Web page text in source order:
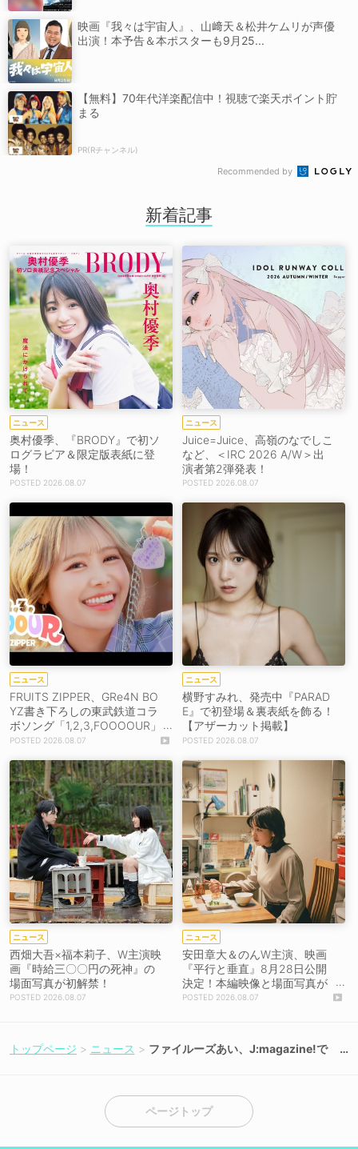
映画『我々は宇宙人』、山﨑天＆松井ケムリが声優
出演！本予告＆本ポスターも9月25...
【無料】70年代洋楽配信中！視聴で楽天ポイント貯
まる
PR(Rチャンネル)
Recommended by
新着記事
ニュース
奥村優季、『BRODY』で初ソ
ログラビア＆限定版表紙に登
場！
2026.08.07
ニュース
Juice=Juice、高嶺のなでしこ
など、＜IRC 2026 A/W＞出
演者第2弾発表！
2026.08.07
ニュース
FRUITS ZIPPER、GRe4N BO
YZ書き下ろしの東武鉄道コラ
ボソング「1,2,3,FOOOOUR」
をリリース＆MV公開！
2026.08.07
ニュース
横野すみれ、発売中『PARAD
E』で初登場＆裏表紙を飾る！
【アザーカット掲載】
2026.08.07
ニュース
西畑大吾×福本莉子、W主演映
画『時給三〇〇円の死神』の
場面写真が初解禁！
2026.08.07
ニュース
安田章大＆のんW主演、映画
『平行と垂直』8月28日公開
決定！本編映像と場面写真が
初解禁！2026.08.07
トップページ ニュース
ファイルーズあい、J:magazine!で
ページトップ